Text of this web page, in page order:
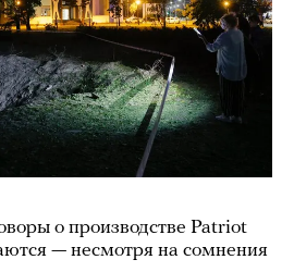
о производстве Patriot
— несмотря на сомнения